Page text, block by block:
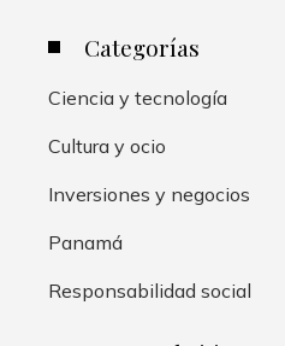
Categorías
Ciencia y tecnología
Cultura y ocio
Inversiones y negocios
Panamá
Responsabilidad social